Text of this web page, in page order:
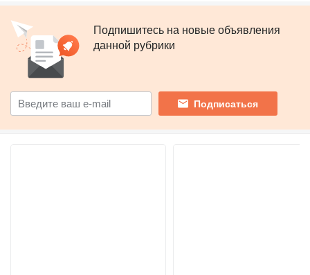
Подпишитесь на новые объявления
данной рубрики
Подписаться